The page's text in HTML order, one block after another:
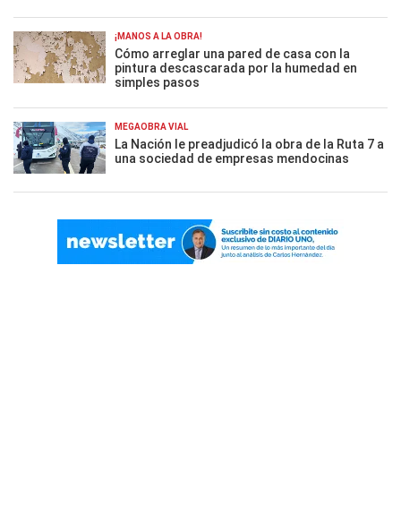
¡MANOS A LA OBRA!
Cómo arreglar una pared de casa con la
pintura descascarada por la humedad en
simples pasos
MEGAOBRA VIAL
La Nación le preadjudicó la obra de la Ruta 7 a
una sociedad de empresas mendocinas